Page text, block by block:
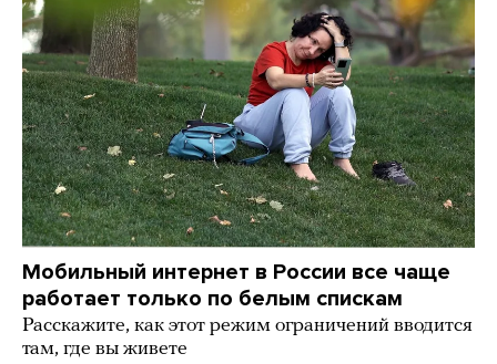
Мобильный интернет в России все чаще
работает только по белым спискам
Расскажите, как этот режим ограничений вводится
там, где вы живете